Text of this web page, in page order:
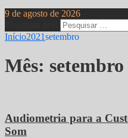
9 de agosto de 2026
Início2021setembro
Mês: setembro
Audiometria para a
Som